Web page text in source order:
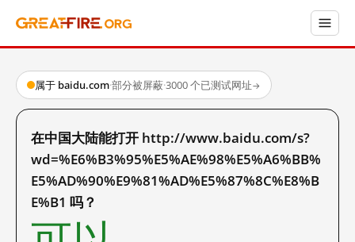
属于 baidu.com·部分被屏蔽·3000 个已测试网址→
在中国大陆能打开 http://www.baidu.com/s?
wd=%E6%B3%95%E5%AE%98%E5%A6%BB%
E5%AD%90%E9%81%AD%E5%87%8C%E8%B
E%B1 吗？